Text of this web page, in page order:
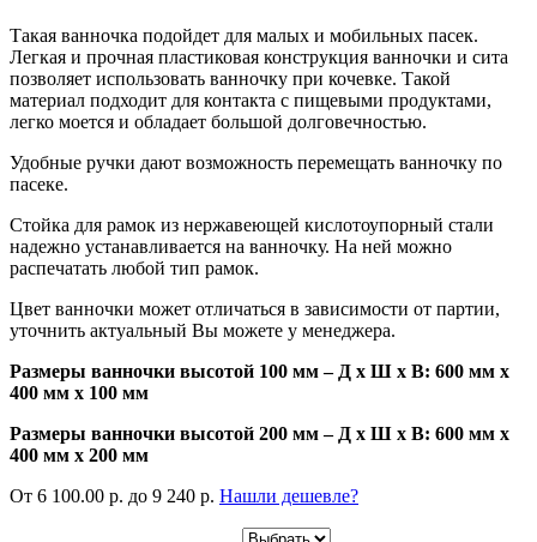
Такая ванночка подойдет для малых и мобильных пасек.
Легкая и прочная пластиковая конструкция ванночки и сита
позволяет использовать ванночку при кочевке. Такой
материал подходит для контакта с пищевыми продуктами,
легко моется и обладает большой долговечностью.
Удобные ручки дают возможность перемещать ванночку по
пасеке.
Стойка для рамок из нержавеющей кислотоупорный стали
надежно устанавливается на ванночку. На ней можно
распечатать любой тип рамок.
Цвет ванночки может отличаться в зависимости от партии,
уточнить актуальный Вы можете у менеджера.
Размеры ванночки высотой 100 мм – Д х Ш x В: 600 мм x
400 мм x 100 мм
Размеры ванночки высотой 200 мм – Д х Ш x В: 600 мм x
400 мм x 200 мм
От 6 100.00 р. до 9 240 р. Нашли дешевле?